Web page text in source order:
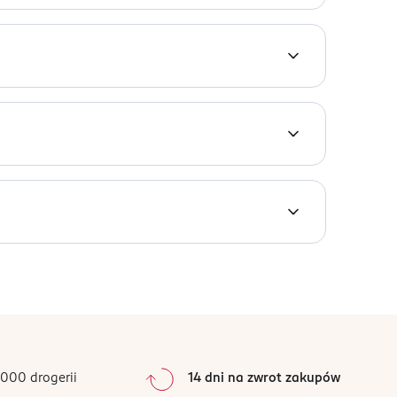
ma oryginalny, głęboki zapach, z nutami
oraz resztki jedzenia. Zadbaj o
Hydrolyzed Wheat Protein, Humulus Lupulus
Glycerides Citrate, Guar
0%
drogerii 14 dni na zwrot zakupów